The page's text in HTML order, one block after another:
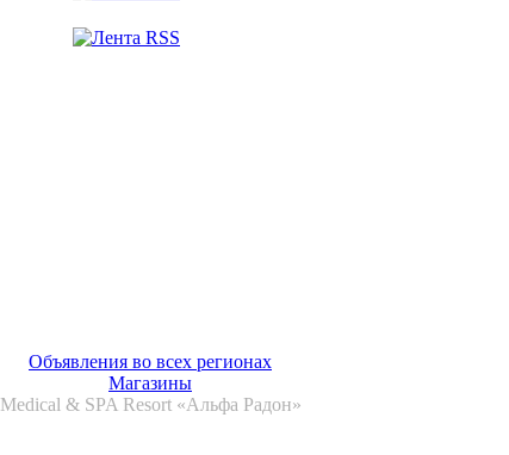
Объявления во всех регионах
Магазины
Medical & SPA Resort «Альфа Радон»